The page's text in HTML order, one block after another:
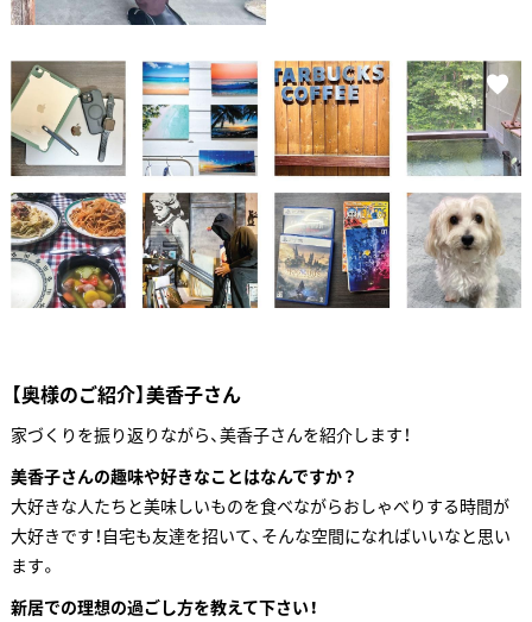
【奥様のご紹介】美香子さん
家づくりを振り返りながら、美香子さんを紹介します！
美香子さんの趣味や好きなことはなんですか？
大好きな人たちと美味しいものを食べながらおしゃべりする時間が
大好きです！自宅も友達を招いて、そんな空間になればいいなと思い
ます。
新居での理想の過ごし方を教えて下さい！